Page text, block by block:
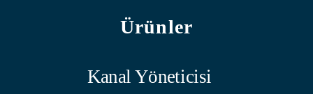
Ürünler
Kanal Yöneticisi